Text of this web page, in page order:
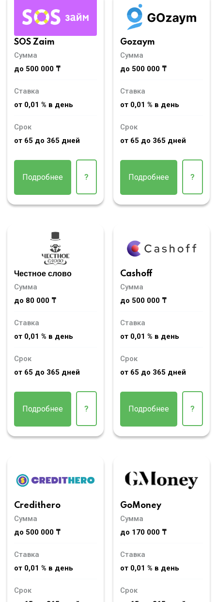
SOS Zaim
Сумма
до 500 000 ₸
Ставка
от 0,01 % в день
Срок
от 65 до 365 дней
Подробнее ?
Gozaym
Сумма
до 500 000 ₸
Ставка
от 0,01 % в день
Срок
от 65 до 365 дней
Подробнее ?
Честное слово
Сумма
до 80 000 ₸
Ставка
от 0,01 % в день
Срок
от 65 до 365 дней
Подробнее ?
Cashoff
Сумма
до 500 000 ₸
Ставка
от 0,01 % в день
Срок
от 65 до 365 дней
Подробнее ?
Credithero
Сумма
до 500 000 ₸
Ставка
от 0,01 % в день
Срок
GoMoney
Сумма
до 170 000 ₸
Ставка
от 0,01 % в день
Срок